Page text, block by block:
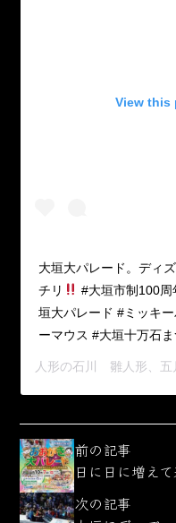
View this
大垣大パレード。ディ
チリ
#大垣市制100
垣大パレード #ミッキ
ーマウス #大垣十万石ま
人形の石川 雛人形、五
前の記事
日に日に増え
次の記事